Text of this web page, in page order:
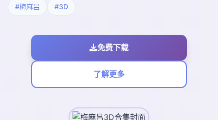
#梅麻吕 #3D
免费下载
了解更多